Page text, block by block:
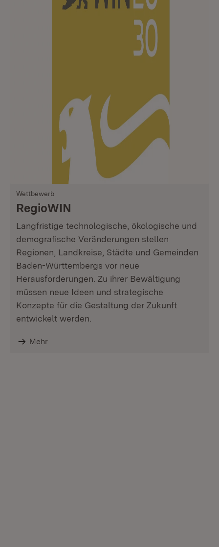
Wettbewerb
RegioWIN
Langfristige technologische, ökologische und
demografische Veränderungen stellen
Regionen, Landkreise, Städte und Gemeinden
Baden-Württembergs vor neue
Herausforderungen. Zu ihrer Bewältigung
müssen neue Ideen und strategische
Konzepte für die Gestaltung der Zukunft
entwickelt werden.
Mehr